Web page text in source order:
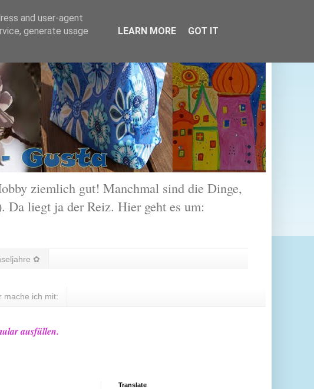
ziemlich gut! Manchmal sind die Dinge,
Da liegt ja der Reiz. Hier geht es um:
✿
mache ich mit:
ausfüllen.
Translate
and user-agent
generate usage
LEARN MORE GOT IT